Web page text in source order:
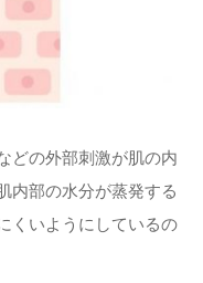
どの外部刺激が肌の内
内部の水分が蒸発する
くいようにしているの